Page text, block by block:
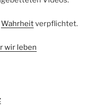
Wahrheitverpflichtet.
wir leben